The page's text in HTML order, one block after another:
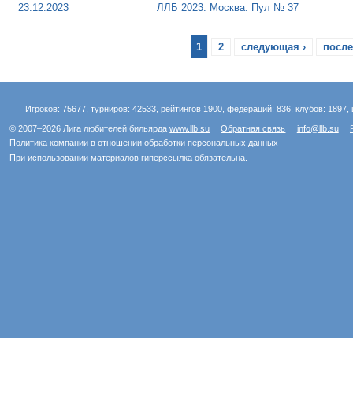
23.12.2023
ЛЛБ 2023. Москва. Пул № 37
1 2 следующая ›
Игроков: 75677, турниров: 42533, рейтингов 1900, федераций: 836, клубов:
© 2007–2026 Лига любителей бильярдаwww.llb.su Обратная связь info@llb.su
Политика компании в отношении обработки персональных данных
При использовании материалов гиперссылка обязательна.